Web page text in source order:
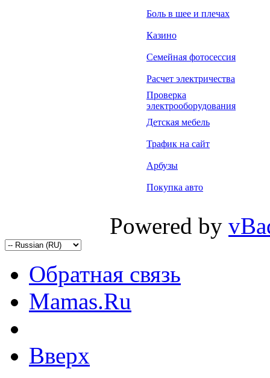
Боль в шее и плечах
Казино
Семейная фотосессия
Расчет электричества
Проверка
электрооборудования
Детская мебель
Трафик на сайт
Арбузы
Покупка авто
Powered by
Обратная связь
Mamas.Ru
Вверх